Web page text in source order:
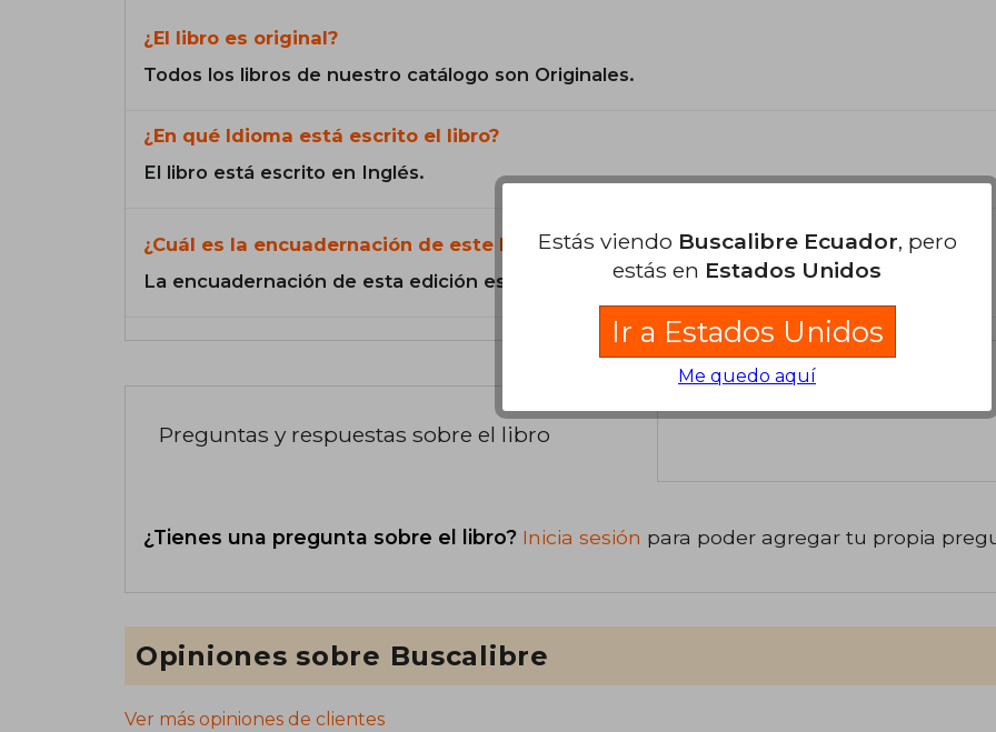
¿El libro es original?
Todos los libros de nuestro catálogo son Originales.
¿En qué Idioma está escrito el libro?
El libro está escrito en Inglés.
¿Cuál es la encuadernación de este libro?
La encuadernación de esta edición es Tapa Blanda.
Preguntas y respuestas sobre el libro
¿Tienes una pregunta sobre el libro? Inicia sesión para poder agregar tu propia
Opiniones sobre Buscalibre
Ver más opiniones de clientes
Estás viendo Buscalibre Ecuador, pero
estás en Estados Unidos
Ir a Estados Unidos
Me quedo aquí